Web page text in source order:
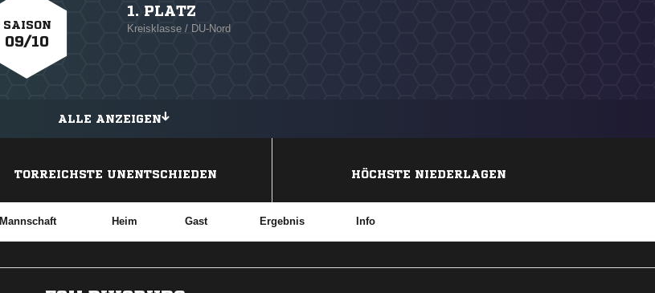
SAISON
09/10
1. PLATZ
Kreisklasse / DU-Nord
ALLE ANZEIGEN
TORREICHSTE UNENTSCHIEDEN HÖCHSTE NIEDERLAGEN
Mannschaft Heim Gast Ergebnis Info